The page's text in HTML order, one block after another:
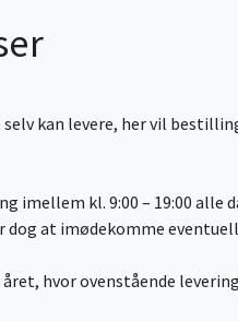
kan levere, her vil
kl. 9:00 – 19:00 alle
at imødekomme
hvor ovenstående